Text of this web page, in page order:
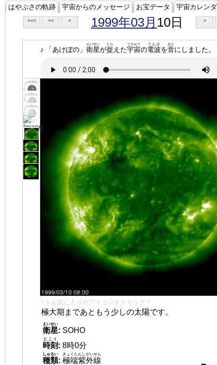
はやぶさの軌跡 宇宙からのメッセージ お宝データ 宇宙カレン
<<< << < 1999年03月 10日 >
♪ 「あけぼの」 衛星
えいせい
が捉
とら
えた宇宙
うちゅう
の電波
でんぱ
を音
おと
にしました。
👈 お気に入りのアイコンをクリック！
極大期まであともう少しの太陽です。
衛星
えいせい
: SOHO
時刻
じこく
: 8時0分
種類
しゅるい
: 極端紫外線
きょくたんしがいせん